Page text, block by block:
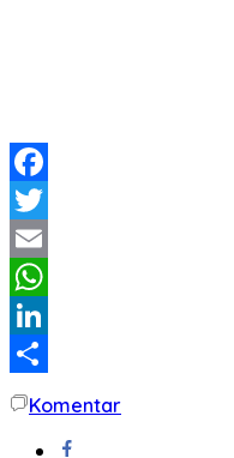
Facebook
Twitter
Email
WhatsApp
LinkedIn
ShareKomentar